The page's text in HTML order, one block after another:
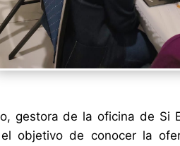
gestora de la oficina de Si
objetivo de conocer la